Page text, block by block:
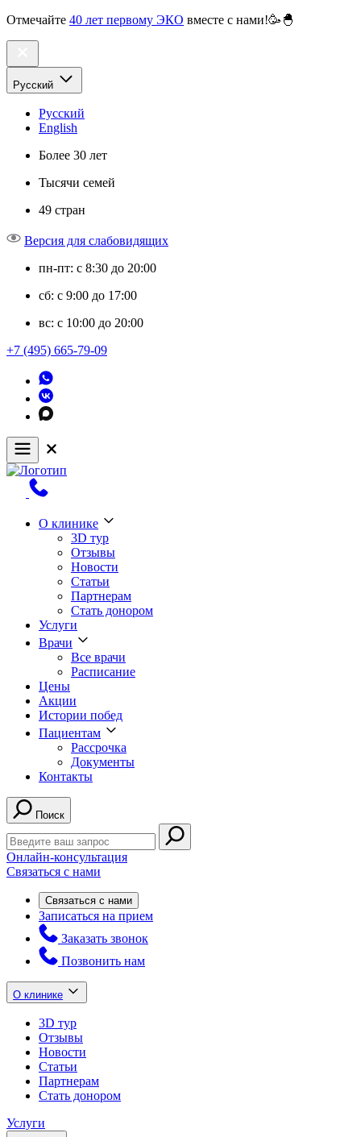
Отмечайте 40 лет первому ЭКО вместе с нами!🥳🐣
Русский
Русский
English
Более 30 лет
Тысячи семей
49 стран
Версия для слабовидящих
пн-пт: с 8:30 до 20:00
сб: с 9:00 до 17:00
вс: с 10:00 до 20:00
+7 (495) 665-79-09
О клинике
3D тур
Отзывы
Новости
Статьи
Партнерам
Стать донором
Услуги
Врачи
Все врачи
Расписание
Цены
Акции
Истории побед
Пациентам
Рассрочка
Документы
Контакты
Поиск
Онлайн-консультация
Связаться с нами
Связаться с нами
Записаться на прием
Заказать звонок
Позвонить нам
О клинике
3D тур
Отзывы
Новости
Статьи
Партнерам
Стать донором
Услуги